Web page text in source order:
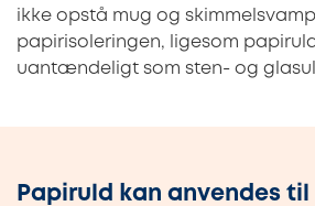
ikke opstå mug og
papirisoleringen, ligesom
uantændeligt som sten- og
Papiruld kan anvendes